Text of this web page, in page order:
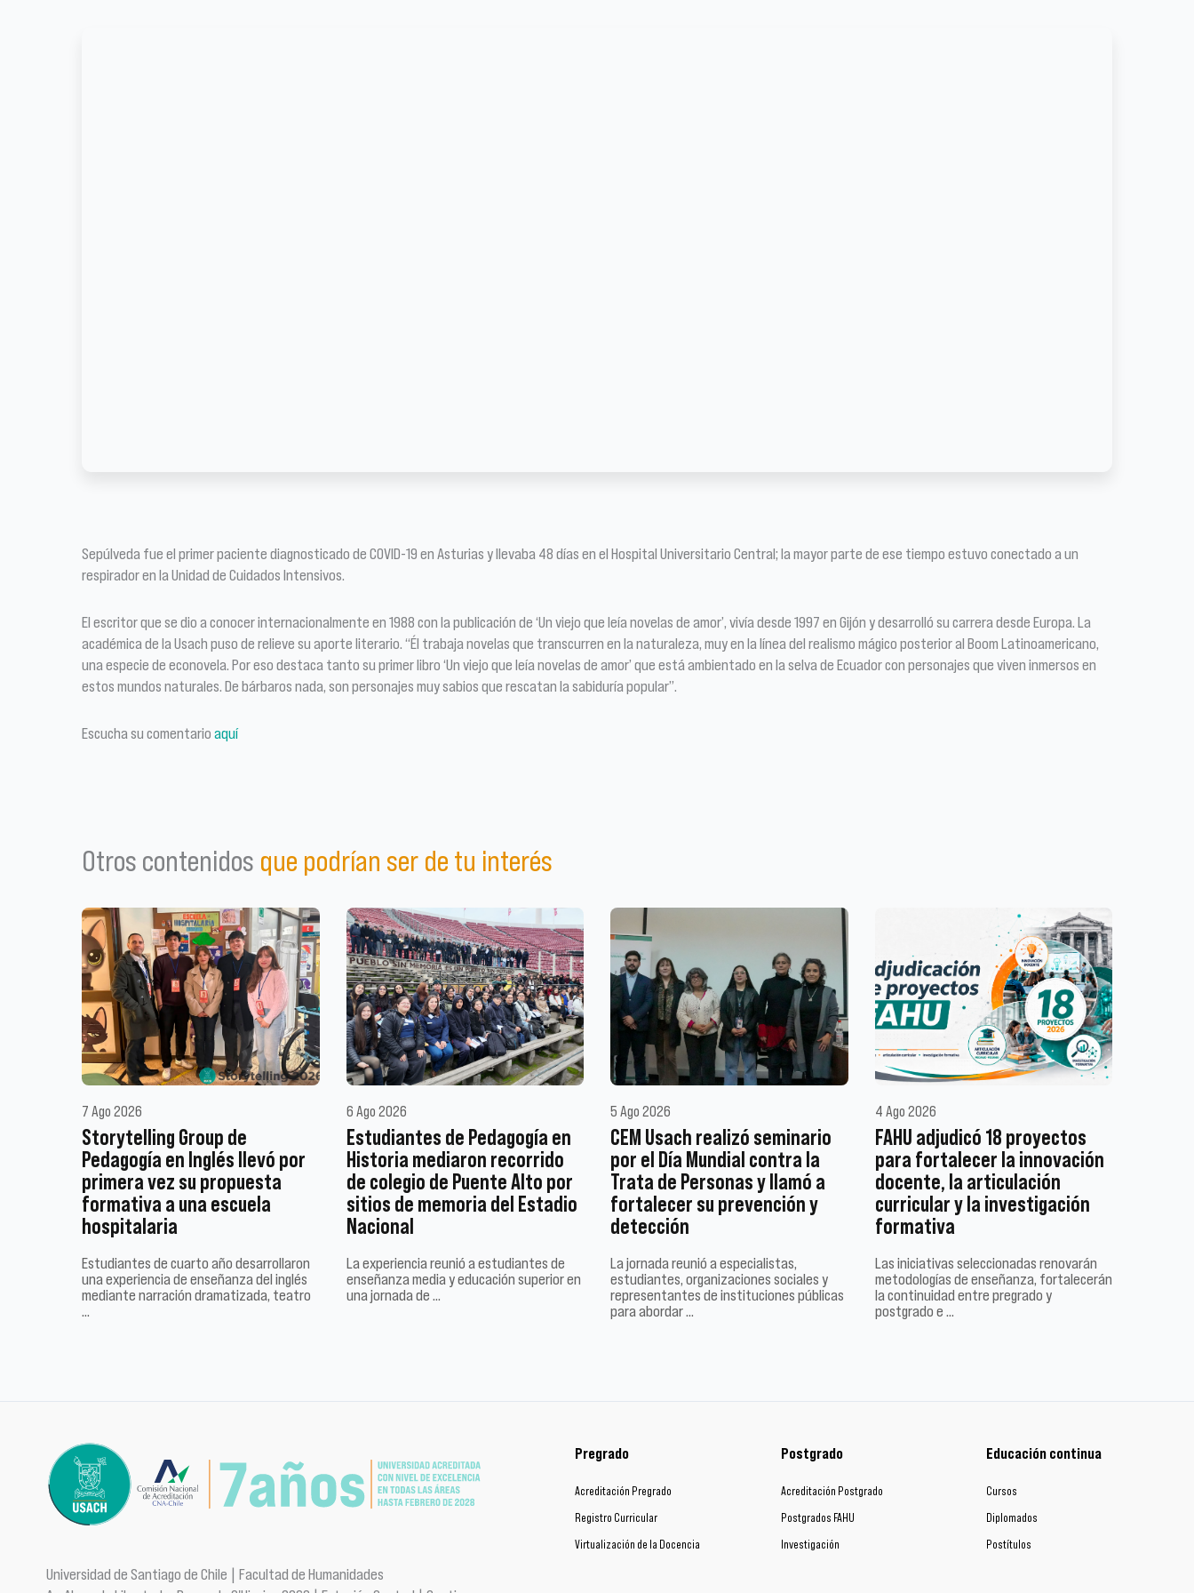
Sepúlveda fue el primer paciente diagnosticado de COVID-19 en Asturias y llevaba 48 días en el Hospital Universitario Central; la mayor parte de ese tiempo estuvo conectado a un
respirador en la Unidad de Cuidados Intensivos.
El escritor que se dio a conocer internacionalmente en 1988 con la publicación de ‘Un viejo que leía novelas de amor’, vivía desde 1997 en Gijón y desarrolló su carrera desde Europa. La
académica de la Usach puso de relieve su aporte literario. “Él trabaja novelas que transcurren en la naturaleza, muy en la línea del realismo mágico posterior al Boom Latinoamericano,
una especie de econovela. Por eso destaca tanto su primer libro ‘Un viejo que leía novelas de amor’ que está ambientado en la selva de Ecuador con personajes que viven inmersos en
estos mundos naturales. De bárbaros nada, son personajes muy sabios que rescatan la sabiduría popular”.
Escucha su comentario aquí
Otros contenidos que podrían ser de tu interés
7 Ago 2026
Storytelling Group de
Pedagogía en Inglés llevó por
primera vez su propuesta
formativa a una escuela
hospitalaria
Estudiantes de cuarto año desarrollaron
una experiencia de enseñanza del inglés
mediante narración dramatizada, teatro
…
6 Ago 2026
Estudiantes de Pedagogía en
Historia mediaron recorrido
de colegio de Puente Alto por
sitios de memoria del Estadio
Nacional
La experiencia reunió a estudiantes de
enseñanza media y educación superior en
una jornada de …
5 Ago 2026
CEM Usach realizó seminario
por el Día Mundial contra la
Trata de Personas y llamó a
fortalecer su prevención y
detección
La jornada reunió a especialistas,
estudiantes, organizaciones sociales y
representantes de instituciones públicas
para abordar …
4 Ago 2026
FAHU adjudicó 18 proyectos
para fortalecer la innovación
docente, la articulación
curricular y la investigación
formativa
Las iniciativas seleccionadas renovarán
metodologías de enseñanza, fortalecerán
la continuidad entre pregrado y
postgrado e …
Universidad de Santiago de Chile | Facultad de Humanidades
Pregrado
Acreditación Pregrado
Registro Curricular
Virtualización de la Docencia
Postgrado
Acreditación Postgrado
Postgrados FAHU
Investigación
Educación continua
Cursos
Diplomados
Postítulos